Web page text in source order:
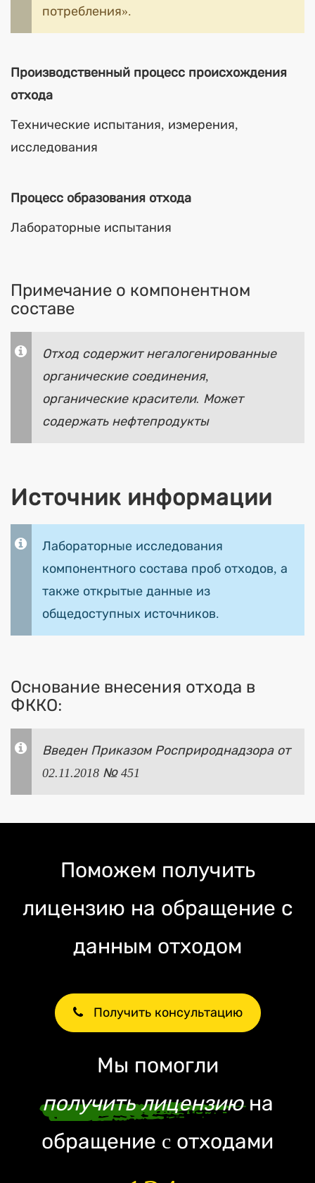
потребления».
Производственный процесс происхождения
отхода
Технические испытания, измерения,
исследования
Процесс образования отхода
Лабораторные испытания
Примечание о компонентном
составе
Отход содержит негалогенированные
органические соединения,
органические красители. Может
содержать нефтепродукты
Источник информации
Лабораторные исследования
компонентного состава проб отходов, а
также открытые данные из
общедоступных источников.
Основание внесения отхода в
ФККО:
Введен Приказом Росприроднадзора от
02.11.2018 № 451
Поможем получить
лицензию на обращение с
данным отходом
Получить консультацию
Мы помогли
получить лицензиюна
обращение c отходами